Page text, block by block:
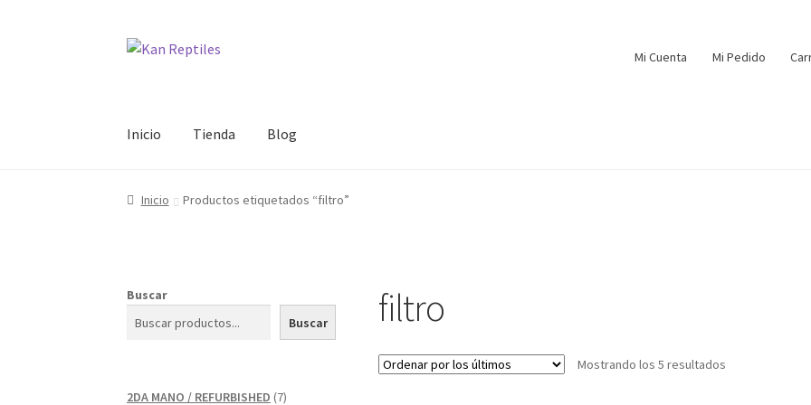
Ir
Ir
Mi Cuenta Mi Pedido
Inicio Tienda Blog
Inicio Productos etiquetados “filtro”
filtro
Mostrando los 5 resultados
Buscar
Buscar
2DA MANO / REFURBISHED 77